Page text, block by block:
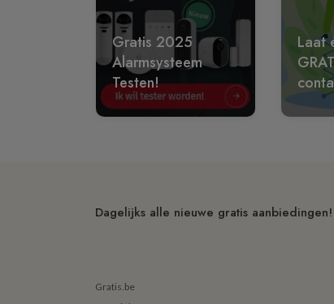
Gratis 2025
Alarmsysteem
Testen!
Laat
Dagelijks alle nieuwe gratis aanbiedingen!
Gratis.be